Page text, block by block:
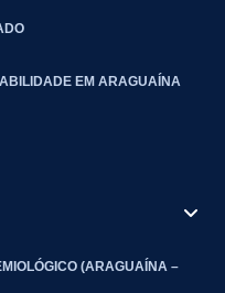
EM ARAGUAÍNA
(ARAGUAÍNA –